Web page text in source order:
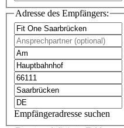
Adresse des Empfängers:
Empfängeradresse suchen